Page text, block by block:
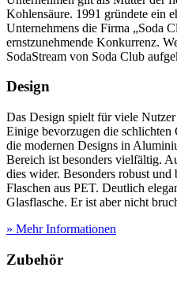
Kohlensäure. 1991 gründete ein
Unternehmens die Firma „Soda
ernstzunehmende Konkurrenz.
SodaStream von Soda Club
Design
Das Design spielt für viele
Einige bevorzugen die schlichten
die modernen Designs in
Bereich ist besonders vielfältig.
dies wider. Besonders robust und
Flaschen aus PET. Deutlich
Glasflasche. Er ist aber nicht
» Mehr Informationen
Zubehör